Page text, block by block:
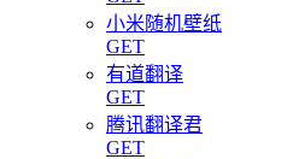
小米随机壁纸
GET
有道翻译
GET
腾讯翻译君
GET